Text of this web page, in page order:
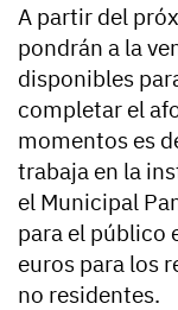
A partir del
pondrán a la
disponibles
completar el
momentos es
trabaja en la
el Municipal
para el público
euros para los
no residentes.